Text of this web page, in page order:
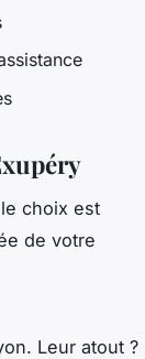
choix est
de votre
Leur atout ?